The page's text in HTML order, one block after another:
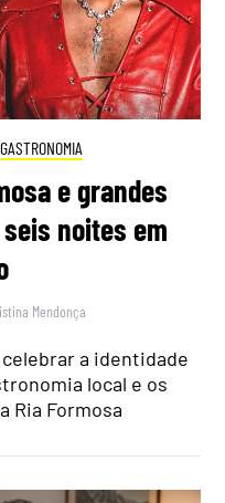
GASTRONOMIA
e grandes
noites em
Mendonça
a identidade
local e os
Ria Formosa